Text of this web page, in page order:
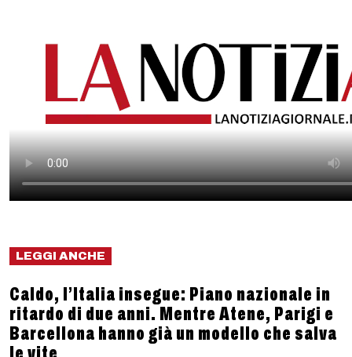
LEGGI ANCHE
Caldo, l’Italia insegue: Piano nazionale in
ritardo di due anni. Mentre Atene, Parigi e
Barcellona hanno già un modello che salva